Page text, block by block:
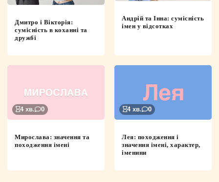
Дмитро і Вікторія:
сумісність в коханні та
дружбі
Андрій та Інна: сумісність
імен у відсотках
4 хв. 0
Мирослава: значення та
походження імені
4 хв. 0
Лея: походження і
значення імені, характер,
іменини